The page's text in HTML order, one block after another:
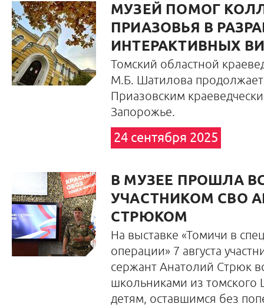
МУЗЕЙ ПОМОГ
ПРИАЗОВЬЯ В
ИНТЕРАКТИВНЫХ
Томский областной
М.Б. Шатилова продолжает
Приазовским
Запорожье.
24 сентября 2025
В МУЗЕЕ ПРОШЛА
УЧАСТНИКОМ СВО
СТРЮКОМ
На выставке «Томичи в
операции» 7 августа
сержант Анатолий Стрюк
школьниками из
детям, оставшимся без